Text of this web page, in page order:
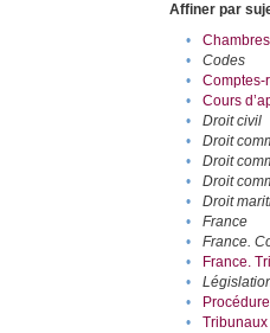
Affiner par
•
•
Codes
•
Comptes-
•
Cours
•
Droit civil
•
Droit
•
Droit
•
Droit
•
Droit
•
France
•
France.
•
France.
•
•
•
Tribunaux